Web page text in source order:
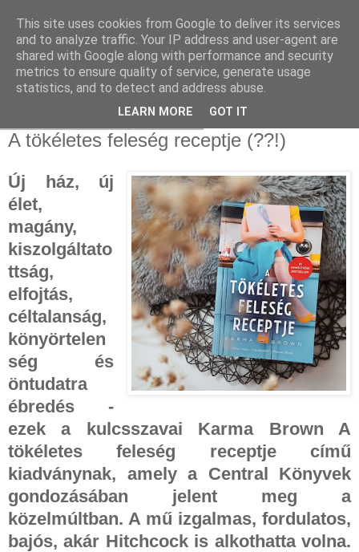
A tökéletes feleség receptje (??!)
Új ház, új
élet,
magány,
kiszolgáltato
ttság,
elfojtás,
céltalanság,
könyörtelen
ség és
öntudatra
ébredés -
ezek a kulcsszavai Karma Brown A
tökéletes feleség receptje című
kiadványnak, amely a Central Könyvek
gondozásában jelent meg a
közelmúltban. A mű izgalmas, fordulatos,
bajós, akár Hitchcock is alkothatta volna.
This site uses cookies from Google to deliver its services
and to analyze traffic. Your IP address and user-agent are
shared with Google along with performance and security
metrics to ensure quality of service, generate usage
statistics, and to detect and address abuse.
LEARN MORE GOT IT